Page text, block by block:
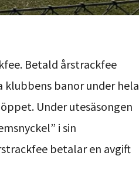
Betald årstrackfee
banor under hela
Under utesäsongen
i sin
betalar en avgift